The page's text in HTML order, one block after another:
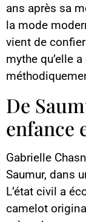
ans après sa
la mode
vient de
mythe qu’elle
De
enfance
Gabrielle
Saumur, dans
L’état civil a
camelot